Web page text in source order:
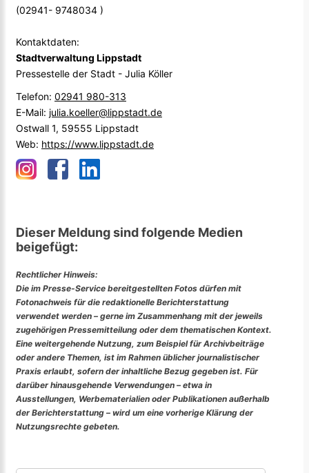
(02941- 9748034 )
Kontaktdaten:
Stadtverwaltung Lippstadt
Pressestelle der Stadt - Julia Köller
Telefon: 02941 980-313
E-Mail: julia.koeller@lippstadt.de
Ostwall 1, 59555 Lippstadt
Web: https://www.lippstadt.de
Dieser Meldung sind folgende Medien
beigefügt:
Rechtlicher Hinweis:
Die im Presse-Service bereitgestellten Fotos dürfen mit
Fotonachweis für die redaktionelle Berichterstattung
verwendet werden – gerne im Zusammenhang mit der jeweils
zugehörigen Pressemitteilung oder dem thematischen Kontext.
Eine weitergehende Nutzung, zum Beispiel für Archivbeiträge
oder andere Themen, ist im Rahmen üblicher journalistischer
Praxis erlaubt, sofern der inhaltliche Bezug gegeben ist. Für
darüber hinausgehende Verwendungen – etwa in
Ausstellungen, Werbematerialien oder Publikationen außerhalb
der Berichterstattung – wird um eine vorherige Klärung der
Nutzungsrechte gebeten.